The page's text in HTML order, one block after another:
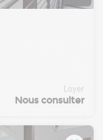
de bureaux au 2
avec balcon.
2 places
Loyer
Nous consulter